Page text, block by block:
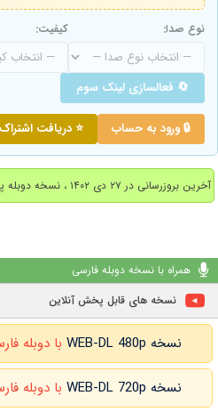
نوع صدا: کیفیت:
🔄 فعالسازی لینک سوم
🔒 ورود به حساب ⭐ دریافت
آخرین بروزرسانی در ۲۷ دی ۱۴۰۲ ، نسخه دوبله پارسی اضافه شد.
همراه با نسخه دوبله فارسی
نسخه های قابل پخش آنلاین
نسخه WEB-DL 480p با دوبله
نسخه WEB-DL 720p با دوبله